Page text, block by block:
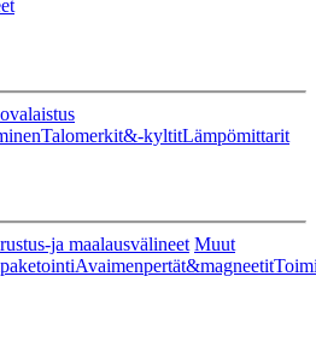
Talomerkit&-kyltitLämpömittarit
ja maalausvälineet Muut
Avaimenpertät&magneetit